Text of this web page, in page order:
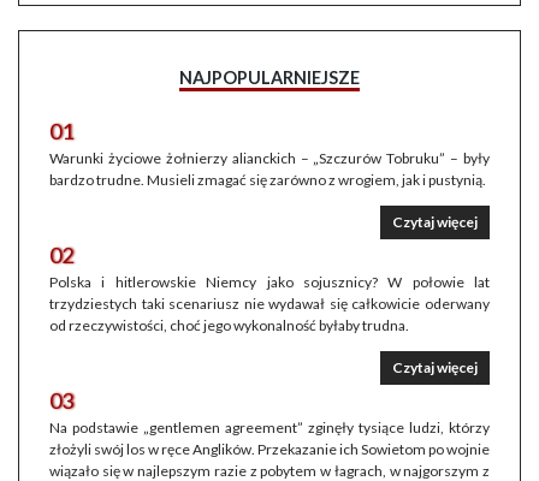
NAJPOPULARNIEJSZE
01
Warunki życiowe żołnierzy alianckich – „Szczurów Tobruku” – były
bardzo trudne. Musieli zmagać się zarówno z wrogiem, jak i pustynią.
Czytaj więcej
02
Polska i hitlerowskie Niemcy jako sojusznicy? W połowie lat
trzydziestych taki scenariusz nie wydawał się całkowicie oderwany
od rzeczywistości, choć jego wykonalność byłaby trudna.
Czytaj więcej
03
Na podstawie „gentlemen agreement” zginęły tysiące ludzi, którzy
złożyli swój los w ręce Anglików. Przekazanie ich Sowietom po wojnie
wiązało się w najlepszym razie z pobytem w łagrach, w najgorszym z